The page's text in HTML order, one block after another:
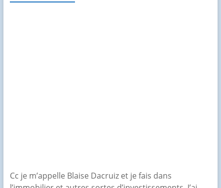
Cc je m’appelle Blaise Dacruiz et je fais dans